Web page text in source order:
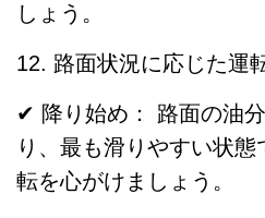
しょう。
12. 路面状況に応じた運
✔ 降り始め： 路面の油
り、最も滑りやすい状
転を心がけましょう。